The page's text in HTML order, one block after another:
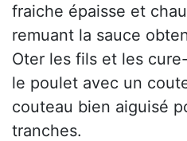
fraiche épaisse et
remuant la sauce
Oter les fils et les
le poulet avec un
couteau bien aiguisé
tranches.